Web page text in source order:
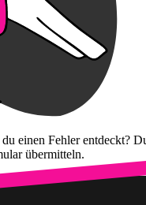
einen Fehler entdeckt?
übermitteln.